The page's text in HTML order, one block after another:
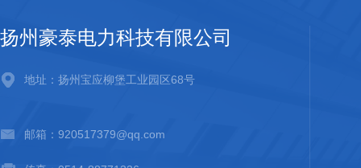
扬州豪泰电力科技有限公司
地址：扬州宝应柳堡工业园区68号
邮箱：920517379@qq.com